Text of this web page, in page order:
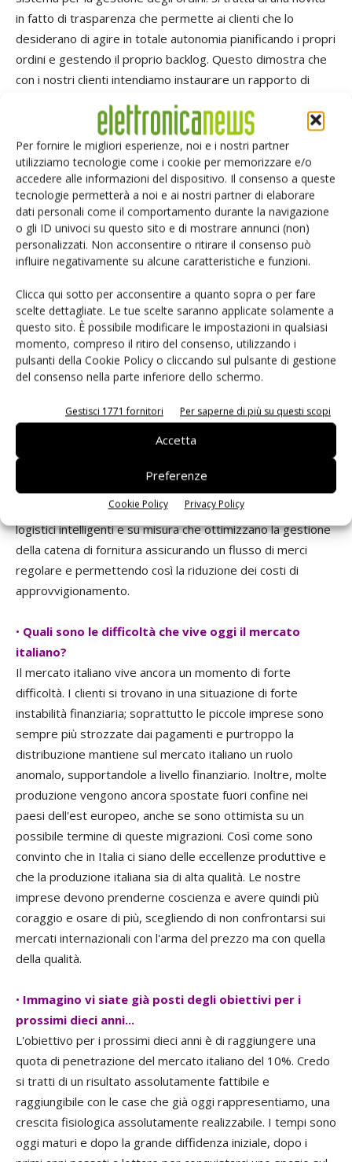
Per fornire le migliori esperienze, noi e i nostri partner
utilizziamo tecnologie come i cookie per memorizzare e/o
accedere alle informazioni del dispositivo. Il consenso a queste
tecnologie permetterà a noi e ai nostri partner di elaborare
dati personali come il comportamento durante la navigazione
o gli ID univoci su questo sito e di mostrare annunci (non)
personalizzati. Non acconsentire o ritirare il consenso può
influire negativamente su alcune caratteristiche e funzioni.
Clicca qui sotto per acconsentire a quanto sopra o per fare
scelte dettagliate. Le tue scelte saranno applicate solamente a
questo sito. È possibile modificare le impostazioni in qualsiasi
momento, compreso il ritiro del consenso, utilizzando i
pulsanti della Cookie Policy o cliccando sul pulsante di gestione
del consenso nella parte inferiore dello schermo.
Gestisci 1771 fornitori Per saperne di più su questi scopi
Accetta
Preferenze
Cookie Policy Privacy Policy
in fatto di trasparenza che permette ai clienti che lo
desiderano di agire in totale autonomia pianificando i propri
ordini e gestendo il proprio backlog. Questo dimostra che
con i nostri clienti intendiamo instaurare un rapporto di
totale trasparenza, che è poi tipico della mentalità tedesca.
•Cosa significa oggi per Rutronik essere un'azienda
globale?
Globalità per Rutronik significa essere vicino ai nostri clienti
che sono sempre più globali, che hanno attività produttive
sparse in tutto il modo e che oggi più che mai necessitano
del nostro servizio. Per questo negli ultimi anni Rutronik ha
portato avanti una strategia molto aggressiva in termini di
una sede in Cina, in Messico e più recentemente negli Stati
Uniti. E siamo molto orgogliosi di essere l'unico distributore
europeo ad avere successo anche sul mercato americano.
•Questo implica una logistica di livello superiore?
Certamente. La logistica è da sempre uno dei fiori
all'occhiello di Rutronik e per questo molti dei nostri
investimenti sono dedicati proprio alla logistica, come
conferma la recente apertura di una nuova warehouse che
ci ha permesso di raddoppiare le nostre capacità di
magazzino. Inoltre, in Rutronik disponiamo di moduli
logistici intelligenti e su misura che ottimizzano la gestione
della catena di fornitura assicurando un flusso di merci
regolare e permettendo così la riduzione dei costi di
approvvigionamento.
• Quali sono le difficoltà che vive oggi il mercato
italiano?
Il mercato italiano vive ancora un momento di forte
difficoltà. I clienti si trovano in una situazione di forte
instabilità finanziaria; soprattutto le piccole imprese sono
sempre più strozzate dai pagamenti e purtroppo la
distribuzione mantiene sul mercato italiano un ruolo
anomalo, supportandole a livello finanziario. Inoltre, molte
produzione vengono ancora spostate fuori confine nei
paesi dell'est europeo, anche se sono ottimista su un
possibile termine di queste migrazioni. Così come sono
convinto che in Italia ci siano delle eccellenze produttive e
che la produzione italiana sia di alta qualità. Le nostre
imprese devono prenderne coscienza e avere quindi più
coraggio e osare di più, scegliendo di non confrontarsi sui
mercati internazionali con l'arma del prezzo ma con quella
della qualità.
• Immagino vi siate già posti degli obiettivi per i
prossimi dieci anni...
L'obiettivo per i prossimi dieci anni è di raggiungere una
quota di penetrazione del mercato italiano del 10%. Credo
si tratti di un risultato assolutamente fattibile e
raggiungibile con le case che già oggi rappresentiamo, una
crescita fisiologica assolutamente realizzabile. I tempi sono
oggi maturi e dopo la grande diffidenza iniziale, dopo i